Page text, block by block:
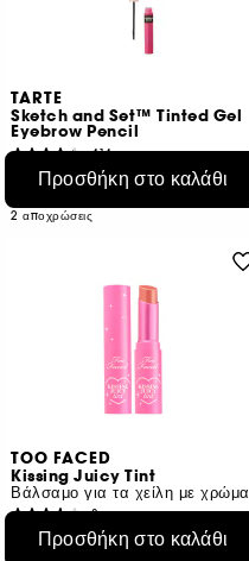
TARTE
Sketch and Set™ Tinted Gel
Eyebrow Pencil
414
€ 28,95
2 αποχρώσεις
Προσθήκη στο καλάθι
TOO FACED
Kissing Juicy Tint
Βάλσαμο για τα χείλη με χρώμα
8
€ 27,95
Προσθήκη στο καλάθι